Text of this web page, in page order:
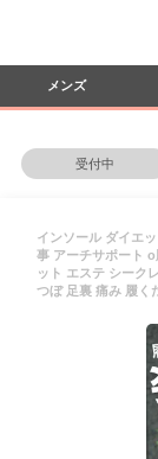
メンズ
受付中
インソール ダイエ
事 アーチサポート
ット エステ シーク
つぼ 足裏 痛み 履く